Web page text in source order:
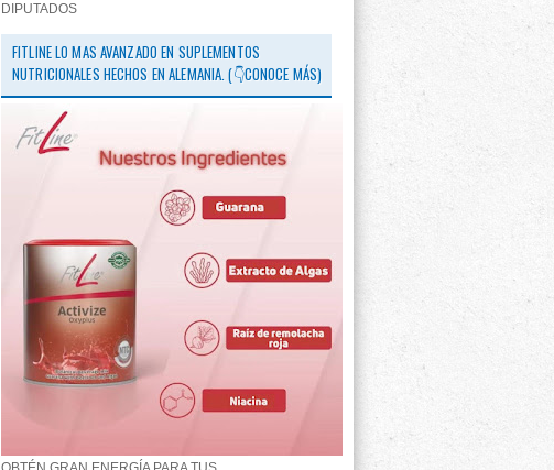
DIPUTADOS
FITLINE LO MAS AVANZADO EN SUPLEMENTOS
NUTRICIONALES HECHOS EN ALEMANIA. (👇CONOCE MÁS)